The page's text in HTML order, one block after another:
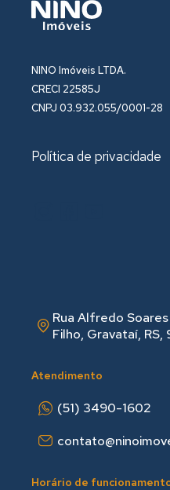
NINO Imóveis LTDA.
CRECI 22585J
CNPJ 03.932.055/0001-28
Política de privacidade
Rua Alfredo
Filho, Gravataí,
Atendimento
(51) 3490-1602
Horário de